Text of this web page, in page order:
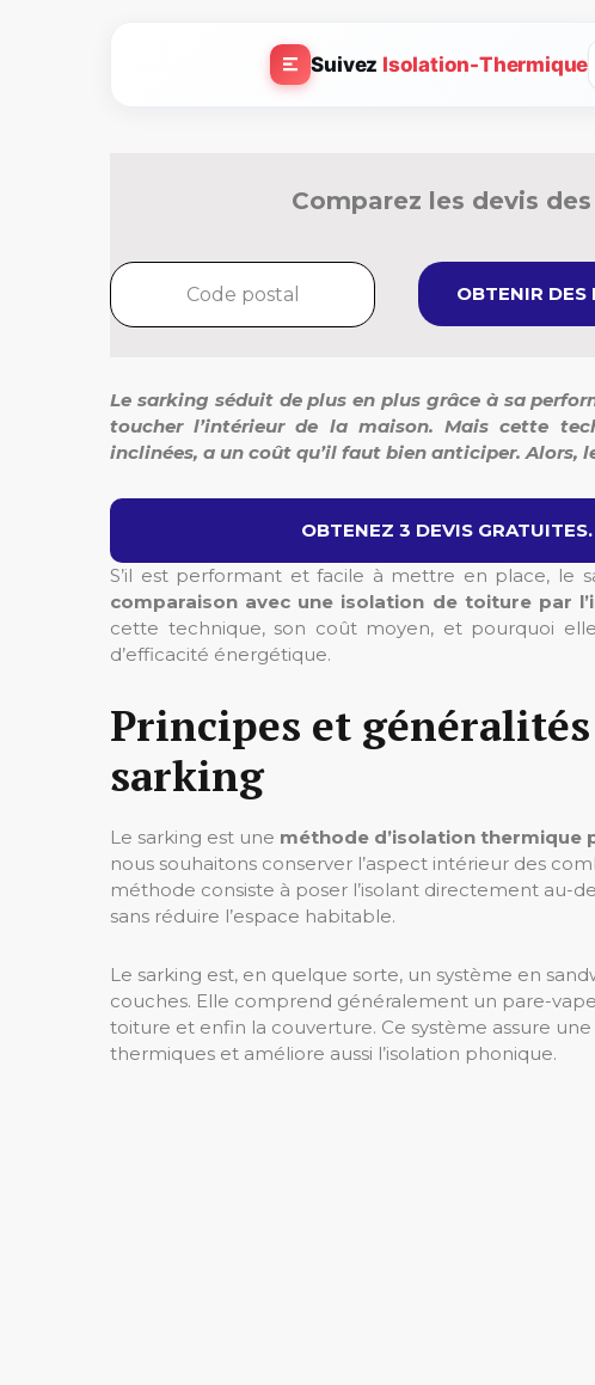
Suivez Isolation-Thermique
Comparez les devis
OBTENIR DES
Le sarking séduit de plus en plus grâce à sa
toucher l’intérieur de la maison. Mais cette
inclinées, a un coût qu’il faut bien anticiper.
OBTENEZ 3 DEVIS
S’il est performant et facile à mettre en place, le
comparaison avec une isolation de toiture par
cette technique, son coût moyen, et pourquoi
d’efficacité énergétique.
Principes et
sarking
Le sarking est une méthode d’isolation thermique
nous souhaitons conserver l’aspect intérieur des
méthode consiste à poser l’isolant directement au-
sans réduire l’espace habitable.
Le sarking est, en quelque sorte, un système en
couches. Elle comprend généralement un pare-
toiture et enfin la couverture. Ce système assure une
thermiques et améliore aussi l’isolation phonique.